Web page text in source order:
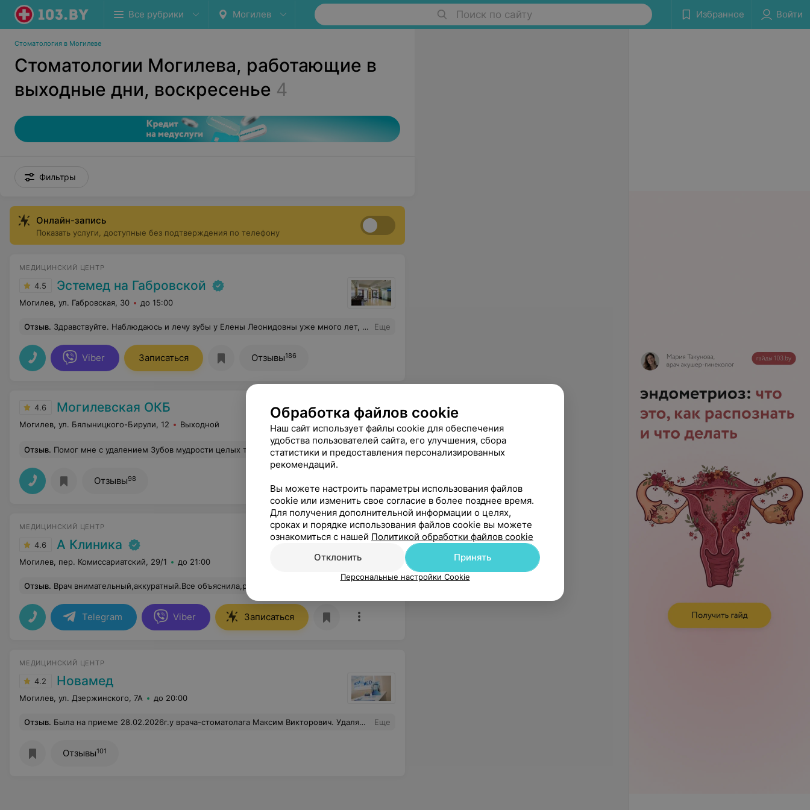
Все рубрики Могилев Поиск по сайту Избранное Войти
Стоматология в Могилеве
Стоматологии Могилева, работающие в
выходные дни, воскресенье 4
Фильтры
Онлайн-запись
Показать услуги, доступные без подтверждения по телефону
МЕДИЦИНСКИЙ ЦЕНТР
4.5 Эстемед на Габровской
Могилев, ул. Габровская, 30 до 15:00
Отзыв. Здравствуйте. Наблюдаюсь и лечу зубы у Елены Леонидовны уже много лет, прекрасный мастер своего дела. Я очень придирчивая пациентка, но меня лечение и результат устраивает на все . Очень внимательный доктор, выполняет свою работу добросовестно. Менять стамотолога даже и не думаю, редко найдешь такого специалиста. Приезжаю с района, но это того стоит. Однозначно рекомендую этого стамотолога. Еще
Viber Записаться Отзывы186
4.6 Могилевская ОКБ
Могилев, ул. Бялыницкого-Бирули, 12 Выходной
Отзыв. Помог мне с удалением Зубов мудрости целых три раза. Глубочайшая благодарность за профессионализм и врачебную этику. Еще
Отзывы98
МЕДИЦИНСКИЙ ЦЕНТР
4.6 А Клиника
Могилев, пер. Комиссариатский, 29/1 до 21:00
Отзыв. Врач внимательный,аккуратный.Все объяснила,рассказала.Однозначно буду рекомендовать именного этого врача УЗД.
Telegram Viber Записаться
МЕДИЦИНСКИЙ ЦЕНТР
4.2 Новамед
Могилев, ул. Дзержинского, 7А до 20:00
Отзыв. Была на приеме 28.02.2026г.у врача-стоматолага Максим Викторович. Удаляла зуб мудрости. Врач сделал всё на высоком уровне: деликатно, безболезненно и профессионально!!!!! Врач от Бога!!!! Еще
Отзывы101
Обработка файлов cookie
Наш сайт использует файлы cookie для обеспечения
удобства пользователей сайта, его улучшения, сбора
статистики и предоставления персонализированных
рекомендаций.
Вы можете настроить параметры использования файлов
cookie или изменить свое согласие в более позднее время.
Для получения дополнительной информации о целях,
сроках и порядке использования файлов cookie вы можете
ознакомиться с нашей Политикой обработки файлов cookie
Отклонить
Принять
Персональные настройки Cookie